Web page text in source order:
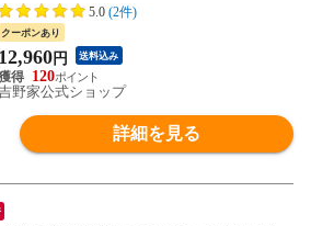
りにも！
5.0 (2件)
クーポンあり
12,960円 送料込み
120
野家公式ショップ
詳細を見る